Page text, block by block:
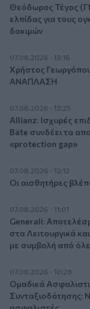
Θεόδωρος Τέγος
ελπίδας για τους
δοκιμών
07.08.2026 - 13:16
Χρήστος
ΑΝΑΠΛΑΣΗ
07.08.2026 - 12:25
Allianz: Ισχυρές
Bäte συνδέει τα
«protection gap»
07.08.2026 - 12:12
Οι αισθητήρες
07.08.2026 - 11:01
Generali:
στα Λειτουργικά
με συμβολή από
07.08.2026 - 10:28
Ομαδικά
Συνταξιοδότησης: